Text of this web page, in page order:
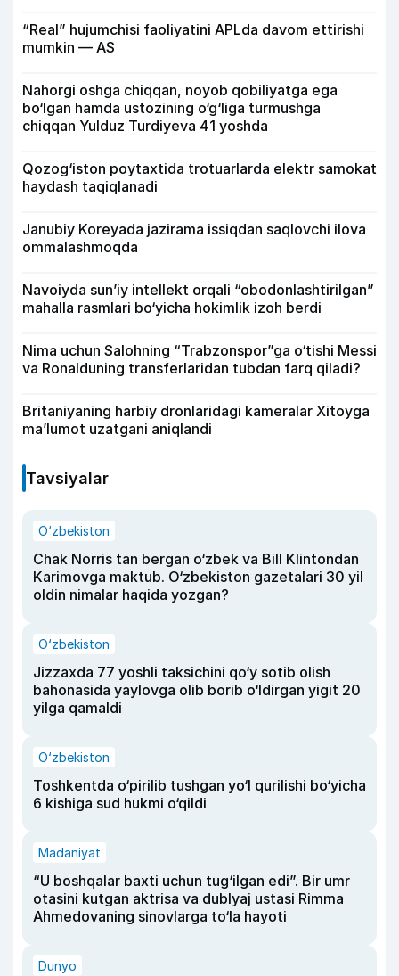
“Real” hujumchisi faoliyatini APLda davom ettirishi
mumkin — AS
Nahorgi oshga chiqqan, noyob qobiliyatga ega
bo‘lgan hamda ustozining o‘g‘liga turmushga
chiqqan Yulduz Turdiyeva 41 yoshda
Qozog‘iston poytaxtida trotuarlarda elektr samokat
haydash taqiqlanadi
Janubiy Koreyada jazirama issiqdan saqlovchi ilova
ommalashmoqda
Navoiyda sun’iy intellekt orqali “obodonlashtirilgan”
mahalla rasmlari bo‘yicha hokimlik izoh berdi
Nima uchun Salohning “Trabzonspor”ga o‘tishi Messi
va Ronalduning transferlaridan tubdan farq qiladi?
Britaniyaning harbiy dronlaridagi kameralar Xitoyga
ma’lumot uzatgani aniqlandi
Tavsiyalar
O‘zbekiston
Chak Norris tan bergan o‘zbek va Bill Klintondan
Karimovga maktub. O‘zbekiston gazetalari 30 yil
oldin nimalar haqida yozgan?
O‘zbekiston
Jizzaxda 77 yoshli taksichini qo‘y sotib olish
bahonasida yaylovga olib borib o‘ldirgan yigit 20
yilga qamaldi
O‘zbekiston
Toshkentda o‘pirilib tushgan yo‘l qurilishi bo‘yicha
6 kishiga sud hukmi o‘qildi
Madaniyat
“U boshqalar baxti uchun tug‘ilgan edi”. Bir umr
otasini kutgan aktrisa va dublyaj ustasi Rimma
Ahmedovaning sinovlarga to‘la hayoti
Dunyo